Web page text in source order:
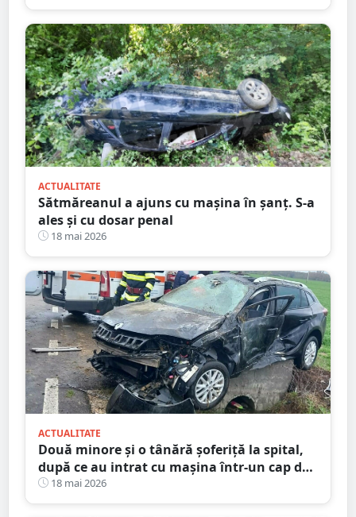
ACTUALITATE
Sătmăreanul a ajuns cu mașina în șanț. S-a
ales și cu dosar penal
18 mai 2026
ACTUALITATE
Două minore și o tânără șoferiță la spital,
după ce au intrat cu mașina într-un cap de
pod. Totul s-a întâmplat în județul Satu
Mare
18 mai 2026